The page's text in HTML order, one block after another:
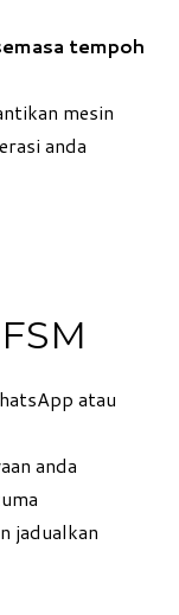
tempoh
mesin
anda
atau
anda
jadualkan